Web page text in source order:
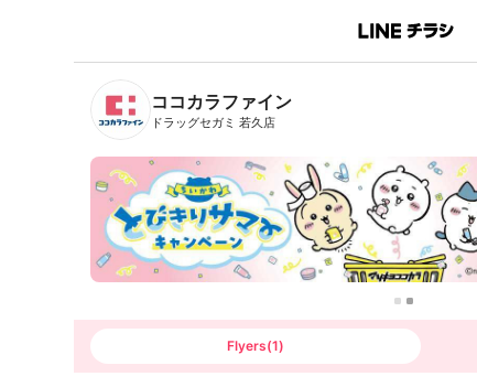
B
n
T
ココカラファイン
ドラッグセガミ 若久店
Flyers(1)